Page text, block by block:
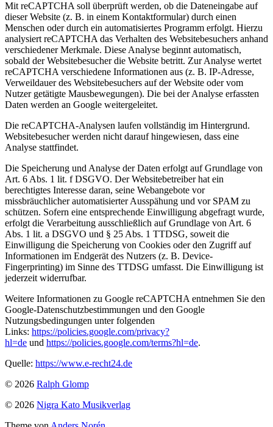
Mit reCAPTCHA soll überprüft werden, ob die Dateneingabe auf
dieser Website (z. B. in einem Kontaktformular) durch einen
Menschen oder durch ein automatisiertes Programm erfolgt. Hierzu
analysiert reCAPTCHA das Verhalten des Websitebesuchers anhand
verschiedener Merkmale. Diese Analyse beginnt automatisch,
sobald der Websitebesucher die Website betritt. Zur Analyse wertet
reCAPTCHA verschiedene Informationen aus (z. B. IP-Adresse,
Verweildauer des Websitebesuchers auf der Website oder vom
Nutzer getätigte Mausbewegungen). Die bei der Analyse erfassten
Daten werden an Google weitergeleitet.
Die reCAPTCHA-Analysen laufen vollständig im Hintergrund.
Websitebesucher werden nicht darauf hingewiesen, dass eine
Analyse stattfindet.
Die Speicherung und Analyse der Daten erfolgt auf Grundlage von
Art. 6 Abs. 1 lit. f DSGVO. Der Websitebetreiber hat ein
berechtigtes Interesse daran, seine Webangebote vor
missbräuchlicher automatisierter Ausspähung und vor SPAM zu
schützen. Sofern eine entsprechende Einwilligung abgefragt wurde,
erfolgt die Verarbeitung ausschließlich auf Grundlage von Art. 6
Abs. 1 lit. a DSGVO und § 25 Abs. 1 TTDSG, soweit die
Einwilligung die Speicherung von Cookies oder den Zugriff auf
Informationen im Endgerät des Nutzers (z. B. Device-
Fingerprinting) im Sinne des TTDSG umfasst. Die Einwilligung ist
jederzeit widerrufbar.
Weitere Informationen zu Google reCAPTCHA entnehmen Sie den
Google-Datenschutzbestimmungen und den Google
Nutzungsbedingungen unter folgenden
Links: https://policies.google.com/privacy?
hl=de und https://policies.google.com/terms?hl=de.
Quelle: https://www.e-recht24.de
© 2026 Ralph Glomp
© 2026 Nigra Kato Musikverlag